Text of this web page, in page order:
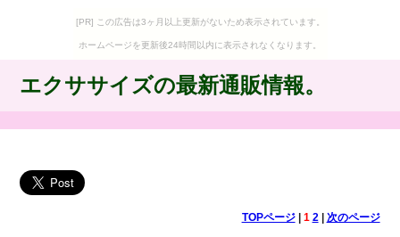
[PR] この広告は3ヶ月以上更新がないため表示されています。
ホームページを更新後24時間以内に表示されなくなります。
エクササイズの最新通販情報。
TOPページ| 1 2| 次のページ